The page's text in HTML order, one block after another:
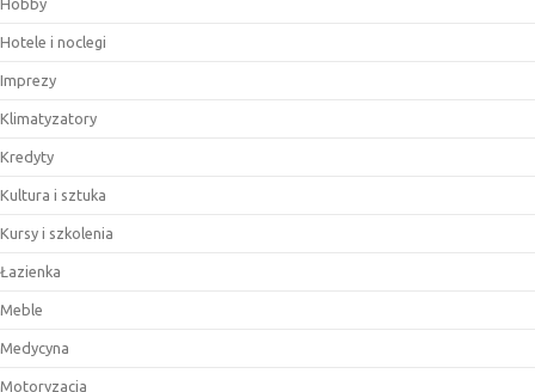
Hobby
Hotele i noclegi
Imprezy
Klimatyzatory
Kredyty
Kultura i sztuka
Kursy i szkolenia
Łazienka
Meble
Medycyna
Motoryzacja